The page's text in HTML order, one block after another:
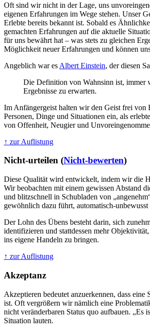
Oft sind wir nicht in der Lage, uns
eigenen Erfahrungen im Wege stehen. Unser
Erlebte bereits bekannt ist. Sobald es
gemachten Erfahrungen auf die aktuelle
für uns bewährt hat – was stets zu gleichen
Möglichkeit neuer Erfahrungen und können
Angeblich war es Albert Einstein, der diesen
Die Definition von Wahnsinn ist, immer
Ergebnisse zu erwarten.
Im Anfängergeist halten wir den Geist frei
Personen, Dinge und Situationen ein, als
von Offenheit, Neugier und
↑ zur Auflistung
Nicht-urteilen (Nicht-bewerten)
Diese Qualität wird entwickelt, indem wir die
Wir beobachten mit einem gewissen Abstand
und blitzschnell in Schubladen von
gewöhnlich dazu führt, automatisch-unbewusst
Der Lohn des Übens besteht darin, sich
identifizieren und stattdessen mehr
ins eigene Handeln zu bringen.
↑ zur Auflistung
Akzeptanz
Akzeptieren bedeutet anzuerkennen, dass
ist. Oft vergrößern wir nämlich eine
nicht veränderbaren Status quo aufbauen. „Es
Situation lauten.